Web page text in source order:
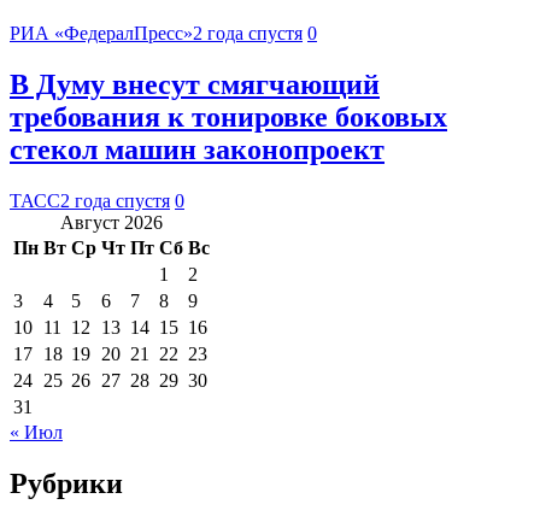
РИА «ФедералПресс»2 года спустя 0
В Думу внесут смягчающий
требования к тонировке боковых
стекол машин законопроект
ТАСС2 года спустя 0
Август 2026
Пн Вт Ср Чт Пт Сб Вс
1
2
3
4 5 6 7 8
9
10 11 12 13 14 15 16
17 18 19 20 21 22 23
24 25 26 27 28 29 30
31
« Июл
Рубрики